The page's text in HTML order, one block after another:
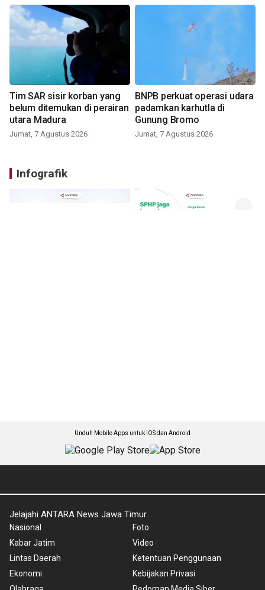
Tim SAR sisir korban yang
belum ditemukan di perairan
utara Madura
Jumat, 7 Agustus 2026
BNPB perkuat operasi udara
padamkan karhutla di
Gunung Bromo
Jumat, 7 Agustus 2026
Infografik
Unduh Mobile Apps untuk iOS dan Android
Jelajahi ANTARA News Jawa Timur
Nasional
Kabar Jatim
Lintas Daerah
Ekonomi
Foto
Video
Ketentuan Penggunaan
Kebijakan Privasi